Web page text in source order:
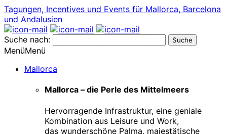
Tagungen, Incentives und Events für Mallorca, Barcelona
und Andalusien
Suche nach:
MenüMenü
Mallorca
Mallorca – die Perle des Mittelmeers
Hervorragende Infrastruktur, eine geniale
Kombination aus Leisure und Work,
das wunderschöne Palma, majestätische